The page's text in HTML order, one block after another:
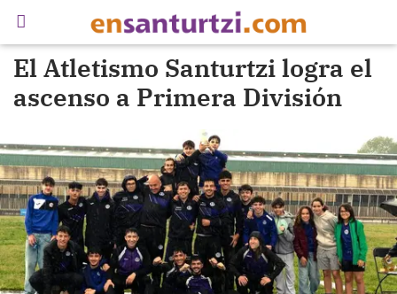
El Atletismo Santurtzi logra el
ascenso a Primera División